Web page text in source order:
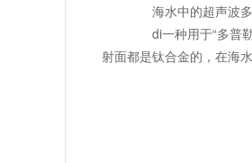
海水中的超声波
di一种用于“多普
射面都是钛合金的，在海